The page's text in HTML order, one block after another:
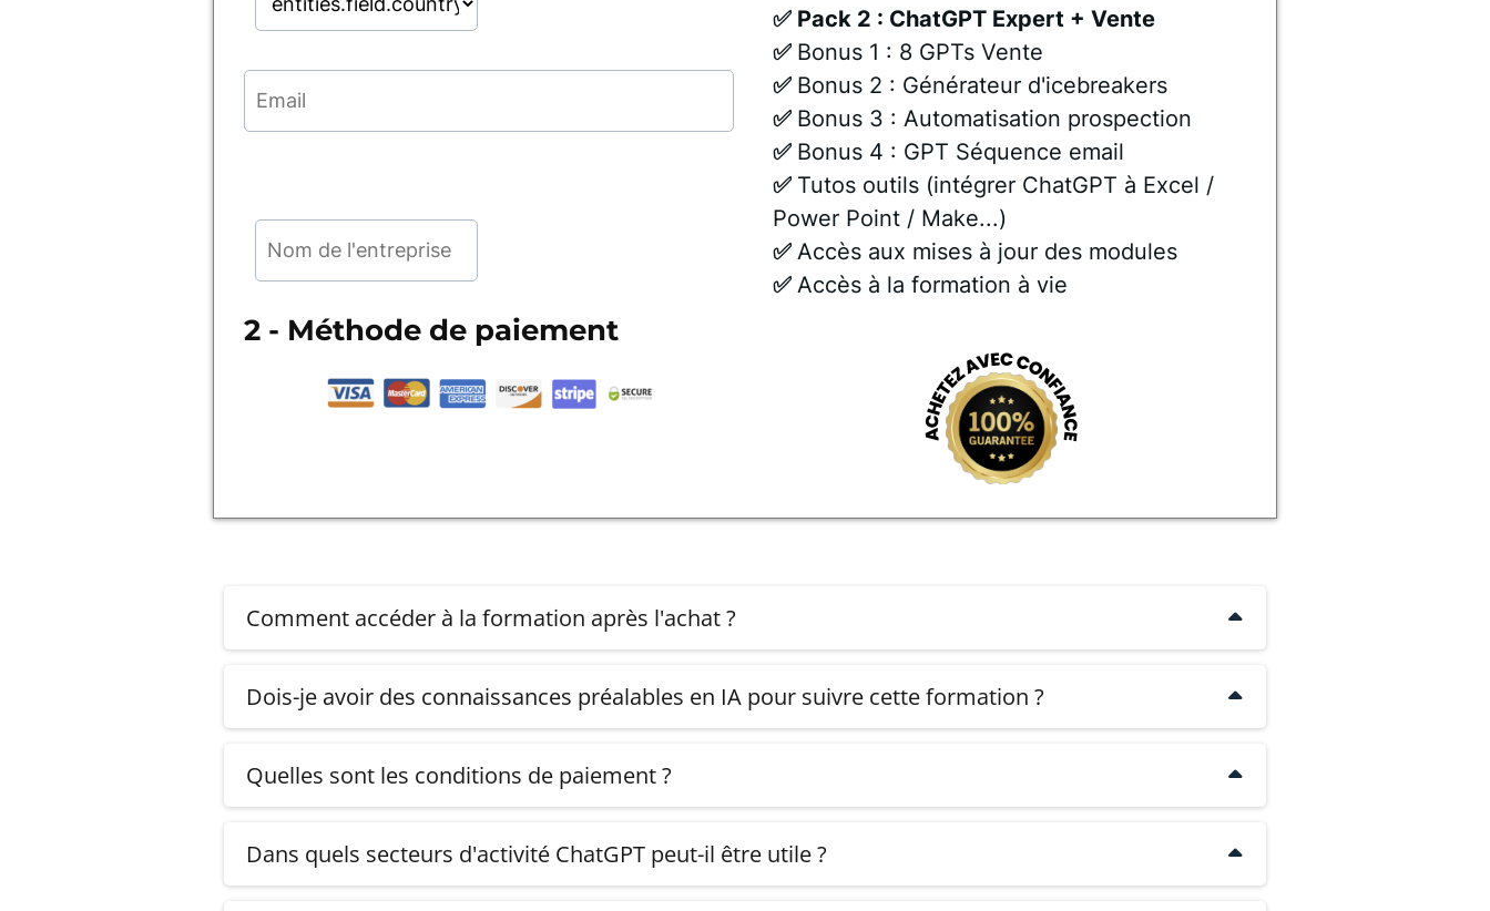
2 - Méthode de paiement
✅ Pack 2 : ChatGPT Expert + Vente
✅ Bonus 1 : 8 GPTs Vente
✅ Bonus 2 : Générateur d'icebreakers
✅ Bonus 3 : Automatisation prospection
✅ Bonus 4 : GPT Séquence email
✅ Tutos outils (intégrer ChatGPT à Excel /
Power Point / Make...)
✅Accès aux mises à jour des modules
✅Accès à la formation à vie
Comment accéder à la formation après l'achat ?
Une fois l’achat effectué, vous allez recevoir un mail de confirmation avec vos accès à la plateforme de formation.
Dois-je avoir des connaissances préalables en IA pour suivre cette formation ?
Pas du tout. Il y a un module complet pour acquérir les bases de Chatgpt.
Quelles sont les conditions de paiement ?
Vous avez la possibilité de rejoindre la formation en un seul paiement de 611€ ou en 2 paiements de 330€.
Dans quels secteurs d'activité ChatGPT peut-il être utile ?
ChatGPT peut être utilisé dans de nombreux secteurs d'activité, tels que le marketing, la vente, le service client, la